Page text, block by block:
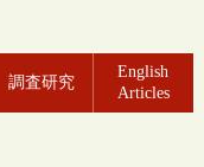
調査研究
English
Articles